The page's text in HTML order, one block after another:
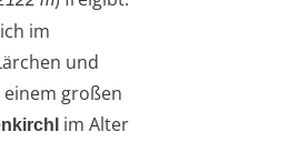
im
und
großen
im Alter